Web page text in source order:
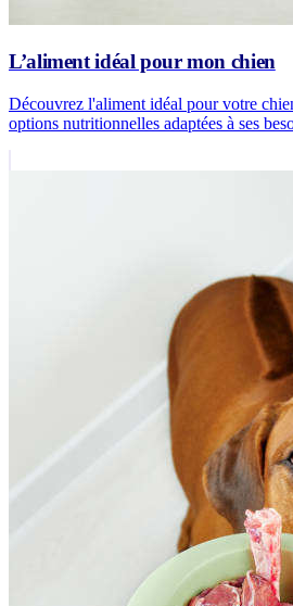
L’aliment idéal pour mon chien
Découvrez l'aliment idéal pour votre
options nutritionnelles adaptées à ses